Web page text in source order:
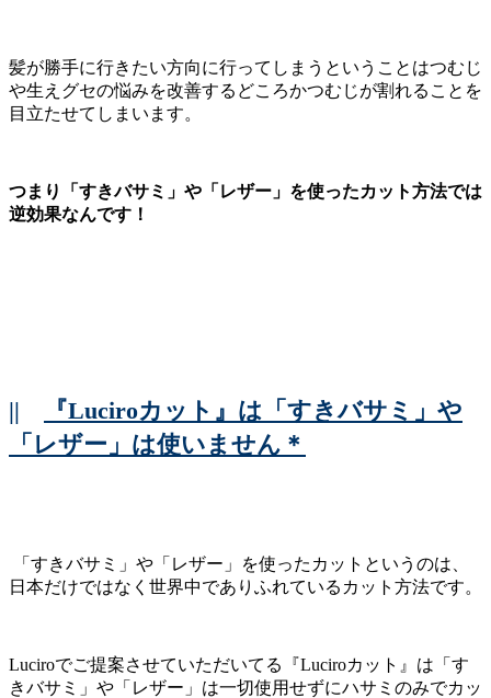
髪が勝手に行きたい方向に行ってしまうということはつむじ
や生えグセの悩みを改善するどころかつむじが割れることを
目立たせてしまいます。
つまり「すきバサミ」や「レザー」を使ったカット方法では
逆効果なんです！
||
『Luciroカット』は「すきバサミ」や
「レザー」は使いません＊
「すきバサミ」や「レザー」を使ったカットというのは、
日本だけではなく世界中でありふれているカット方法です。
Luciroでご提案させていただいてる『Luciroカット』は「す
きバサミ」や「レザー」は一切使用せずにハサミのみでカッ